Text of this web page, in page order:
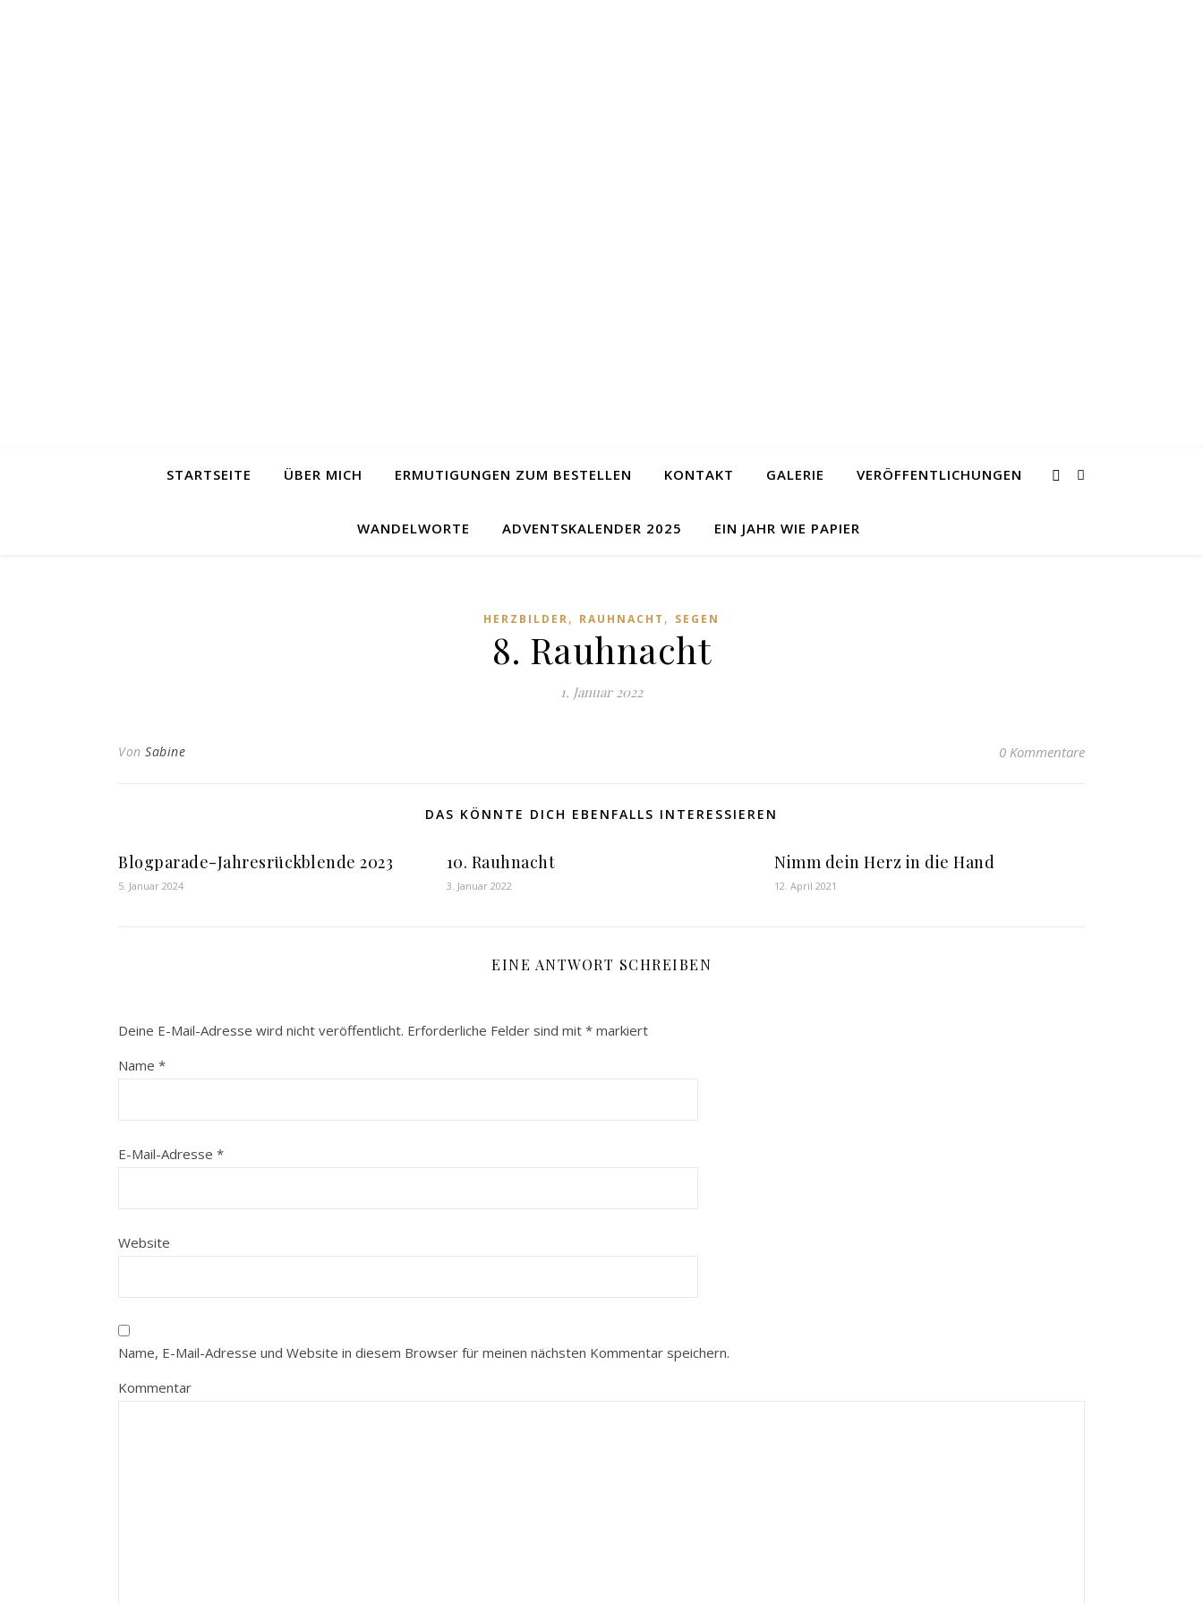
STARTSEITE ÜBER MICH ERMUTIGUNGEN ZUM BESTELLEN KONTAKT GALERIE VERÖFFENTLICHUNGEN
WANDELWORTE ADVENTSKALENDER 2025 EIN JAHR WIE PAPIER
HERZBILDER, RAUHNACHT , SEGEN
8. Rauhnacht
1. Januar 2022
Von Sabine 0 Kommentare
DAS KÖNNTE DICH EBENFALLS INTERESSIEREN
Blogparade-Jahresrückblende 2023
5. Januar 2024
10. Rauhnacht
3. Januar 2022
Nimm dein Herz in die Hand
12. April 2021
EINE ANTWORT SCHREIBEN
Deine E-Mail-Adresse wird nicht veröffentlicht. Erforderliche Felder sind mit * markiert
Name *
E-Mail-Adresse *
Website
Name, E-Mail-Adresse und Website in diesem Browser für meinen nächsten Kommentar speichern.
Kommentar